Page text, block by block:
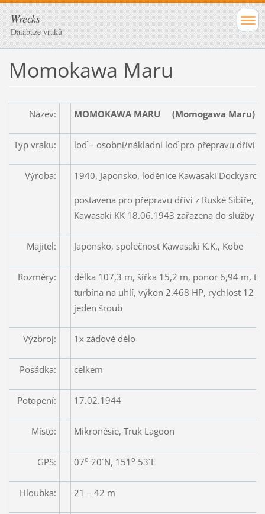
Wrecks
Databáze vraků
Momokawa Maru
Název: MOMOKAWA MARU (Momogawa Maru)
Typ vraku: loď – osobní/nákladní loď pro přepravu dříví
Výroba: 1940, Japonsko, loděnice Kawasaki Dockyard
postavena pro přepravu dříví z Ruské Sibiře,
Kawasaki KK 18.06.1943 zařazena do služby
Majitel: Japonsko, společnost Kawasaki K.K., Kobe
Rozměry:
délka 107,3 m, šířka 15,2 m, ponor 6,94 m,
turbína na uhlí, výkon 2.468 HP, rychlost 12
jeden šroub
Výzbroj: 1x záďové dělo
Posádka: celkem
Potopení: 17.02.1944
Místo: Mikronésie, Truk Lagoon
GPS: 07o 20´N, 151 o 53´E
Hloubka: 21 – 42 m